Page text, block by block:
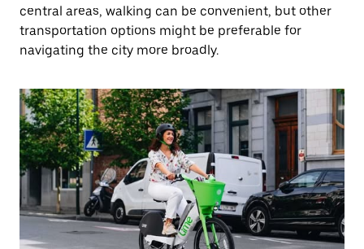
central areas, walking can be convenient, but other
transportation options might be preferable for
navigating the city more broadly.